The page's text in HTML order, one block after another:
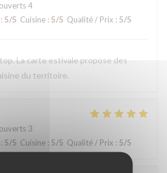
4
: 5/5 Cuisine : 5/5 Qualité / Prix : 5/5
La carte estivale propose des
du territoire.
3
: 5/5 Cuisine : 5/5 Qualité / Prix : 5/5